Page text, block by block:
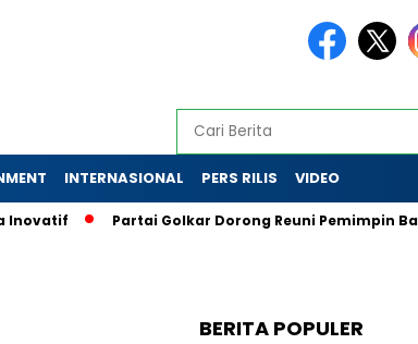
INTERNASIONAL PERS RILIS VIDEO
Partai Golkar Dorong Reuni Pemimpin Bangsa,
BERITA POPULER